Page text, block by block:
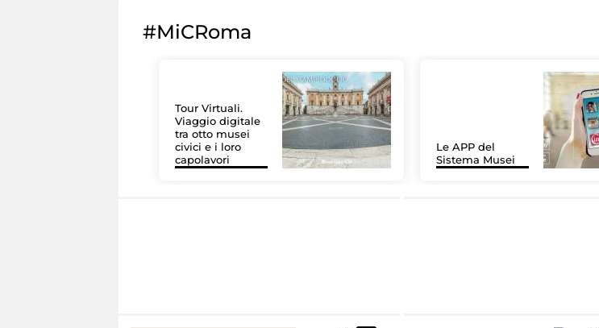
#MiCRoma
Tour Virtuali.
Viaggio digitale
tra otto musei
civici e i loro
capolavori
Le APP del
Sistema Musei